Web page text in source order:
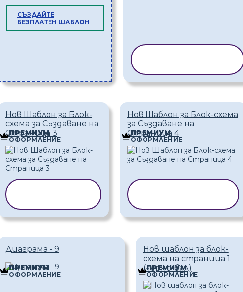
СЪЗДАЙТЕ
БЕЗПЛАТЕН ШАБЛОН
Нов Шаблон за Блок-
схема за Създаване на
Страница 3
ПРЕМИУМ
ОФОРМЛЕНИЕ
Нов Шаблон за Блок-схема
за Създаване на
Страница 4
ПРЕМИУМ
ОФОРМЛЕНИЕ
Диаграма - 9
ПРЕМИУМ
ОФОРМЛЕНИЕ
Нов шаблон за блок-
схема на страница 1
(черно-бял)
ПРЕМИУМ
ОФОРМЛЕНИЕ